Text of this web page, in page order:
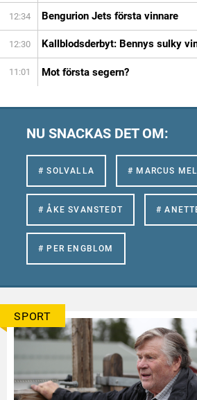
12:34 Bengurion Jets första vinnare
12:30 Kallblodsderbyt: Bennys sulky
11:01 Mot första segern?
NU SNACKAS DET OM:
# SOLVALLA # MARCUS
# ÅKE SVANSTEDT #
# PER ENGBLOM
SPORT